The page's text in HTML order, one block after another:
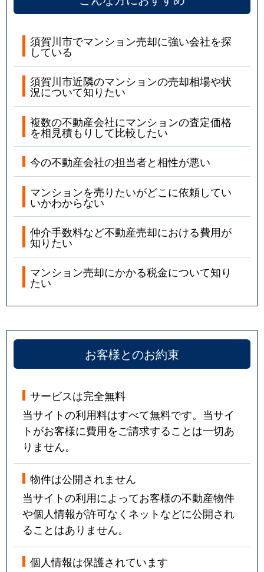
須賀川市でマンション売却に強い会社を探
している
須賀川市近隣のマンションの売却相場や状
況について知りたい
複数の不動産会社にマンションの査定価格
を相見積もりして比較したい
今の不動産会社の担当者と相性が悪い
マンションを売りたいがどこに依頼してい
いかわからない
仲介手数料など不動産売却における費用が
知りたい
マンション売却にかかる税金について知り
たい
お客様とのお約束
サービスは完全無料
当サイトの利用料はすべて無料です。当サイ
トがお客様に費用をご請求することは一切あ
りません。
物件は公開されません
当サイトの利用によってお客様の不動産物件
や個人情報が許可なくネットなどに公開され
ることはありません。
個人情報は保護されています